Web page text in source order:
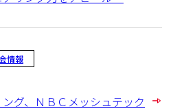
情報
グ、ＮＢＣメッシュテック